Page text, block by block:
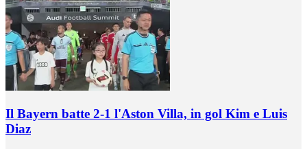
Il Bayern batte 2-1 l'Aston Villa, in gol Kim e Luis
Diaz